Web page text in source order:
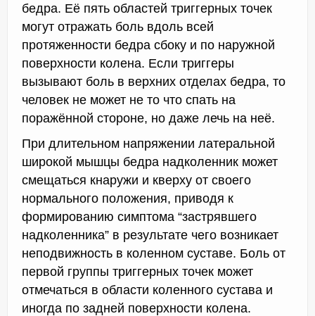
бедра. Её пять областей триггерных точек
могут отражать боль вдоль всей
протяженности бедра сбоку и по наружной
поверхности колена. Если триггеры
вызывают боль в верхних отделах бедра, то
человек не может не то что спать на
поражённой стороне, но даже лечь на неё.
При длительном напряжении латеральной
широкой мышцы бедра надколенник может
смещаться кнаружи и кверху от своего
нормального положения, приводя к
формированию симптома “застрявшего
надколенника” в результате чего возникает
неподвижность в коленном суставе. Боль от
первой группы триггерных точек может
отмечаться в области коленного сустава и
иногда по задней поверхности колена.